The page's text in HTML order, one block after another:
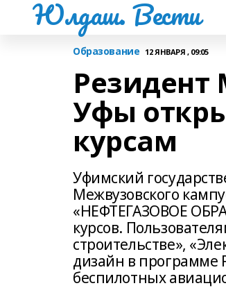
Юлдаш. Вести
Образование 12 ЯНВАРЯ , 09:05
Резидент
Уфы
курсам
Уфимский
Межвузовского
«НЕФТЕГАЗОВОЕ
курсов.
строительстве»,
дизайн в программе
беспилотных